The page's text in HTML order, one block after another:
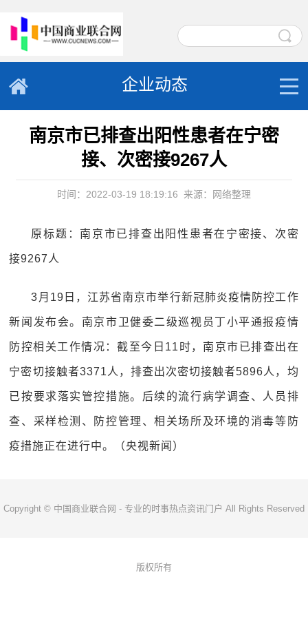
企业动态
南京市已排查出阳性患者在宁密
接、次密接9267人
时间：2022-03-19 18:19:16 来源：网络整理
原标题：南京市已排查出阳性患者在宁密接、次密
接9267人
3月19日，江苏省南京市举行新冠肺炎疫情防控工作
新闻发布会。南京市卫健委二级巡视员丁小平通报疫情
防控相关工作情况：截至今日11时，南京市已排查出在
宁密切接触者3371人，排查出次密切接触者5896人，均
已按要求落实管控措施。后续的流行病学调查、人员排
查、采样检测、防控管理、相关场所及环境的消毒等防
疫措施正在进行中。（央视新闻）
Copyright © 中国商业联合网 - 专业的时事热点资讯门户 All Rights Reserved
版权所有